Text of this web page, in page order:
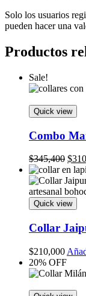
Solo los usuarios
pueden hacer una
Productos
Sale!
Quick view
Combo
$345,400
price
was:
$
Quick view
Collar
$210,000
20% OFF